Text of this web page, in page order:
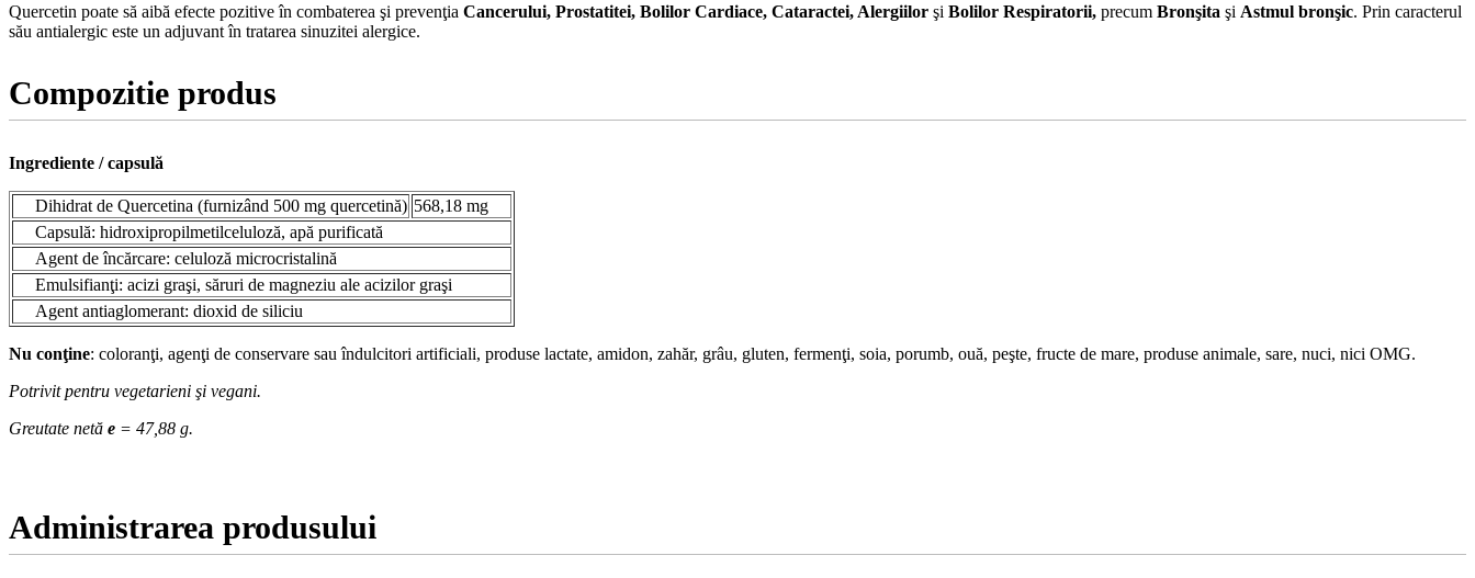
Quercetin poate să aibă efecte pozitive în combaterea şi prevenţia Cancerului, Prostatitei, Bolilor Cardiace, Cataractei, Alergiilor şi Bolilor Respiratorii, precum Bronşita şi Astmul bronşic. Prin caracterul
său antialergic este un adjuvant în tratarea sinuzitei alergice.
Compozitie produs
Ingrediente / capsulă
Dihidrat de Quercetina (furnizând 500 mg quercetină) 568,18 mg
Capsulă: hidroxipropilmetilceluloză, apă purificată
Agent de încărcare: celuloză microcristalină
Emulsifianţi: acizi graşi, săruri de magneziu ale acizilor graşi
Agent antiaglomerant: dioxid de siliciu
Nu conţine: coloranţi, agenţi de conservare sau îndulcitori artificiali, produse lactate, amidon, zahăr, grâu, gluten, fermenţi, soia, porumb, ouă, peşte, fructe de mare, produse animale, sare, nuci, nici OMG.
Potrivit pentru vegetarieni şi vegani.
Greutate netă e = 47,88 g.
Administrarea produsului